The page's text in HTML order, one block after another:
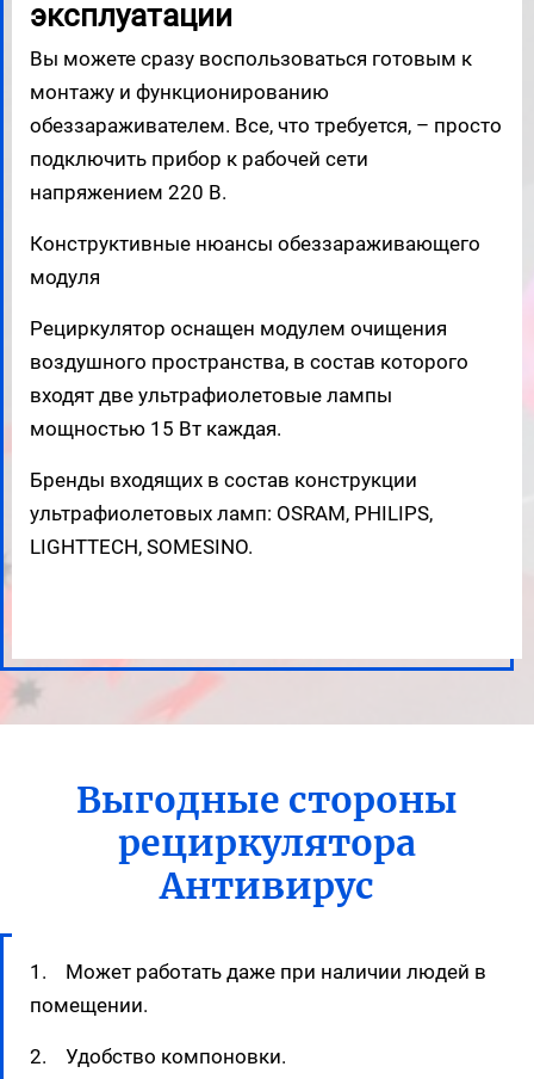
эксплуатации
Вы можете сразу воспользоваться готовым к
монтажу и функционированию
обеззараживателем. Все, что требуется, – просто
подключить прибор к рабочей сети
напряжением 220 В.
Конструктивные нюансы обеззараживающего
модуля
Рециркулятор оснащен модулем очищения
воздушного пространства, в состав которого
входят две ультрафиолетовые лампы
мощностью 15 Вт каждая.
Бренды входящих в состав конструкции
ультрафиолетовых ламп: OSRAM, PHILIPS,
LIGHTTECH, SOMESINO.
Выгодные стороны
рециркулятора
Антивирус
1. Может работать даже при наличии людей в
помещении.
2. Удобство компоновки.